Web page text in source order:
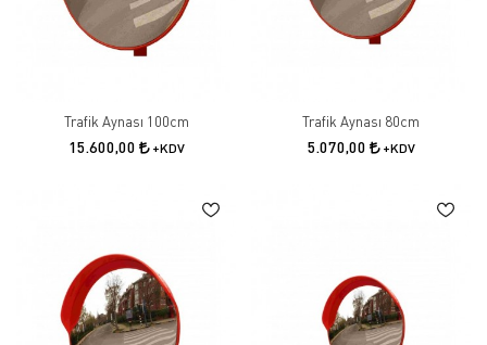
Trafik Aynası 100cm
15.600,00 +KDV
Trafik Aynası 80cm
5.070,00 +KDV